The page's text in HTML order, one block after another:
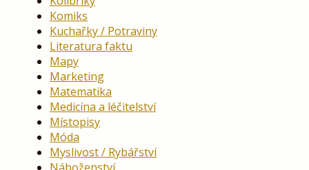
Komiks
Kuchařky / Potraviny
Literatura faktu
Mapy
Marketing
Matematika
Medicína a léčitelství
Místopisy
Móda
Myslivost / Rybářství